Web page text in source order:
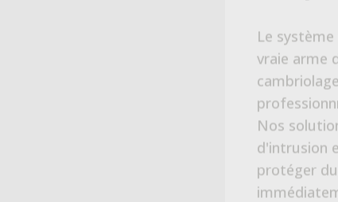
Les
permettent
effet, ils
directement
Avec des
l'extérieur
vous
passe à